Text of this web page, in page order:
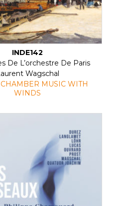
INDE142
De L’orchestre De Paris
Wagschal
MUSIC WITH
WINDS